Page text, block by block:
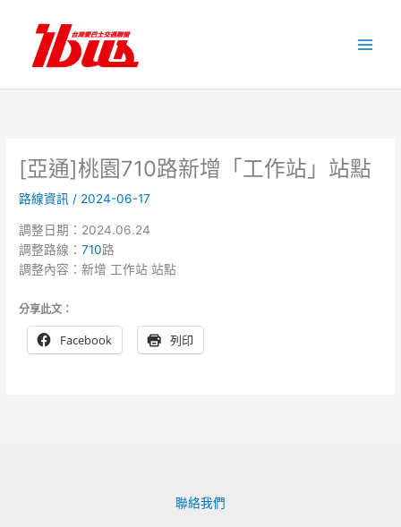
內
[亞通]桃園710路新增「工作站」站點
路線資訊 / 2024-06-17
調整日期：2024.06.24
調整路線：710路
調整內容：新增 工作站 站點
分享此文：
Facebook 列印
聯絡我們